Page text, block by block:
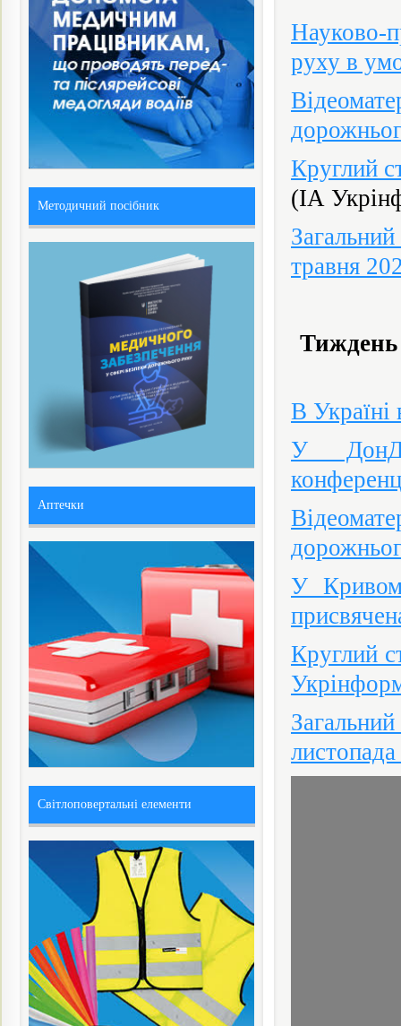
Науково-
руху в
Круглий
(ІА
травня
Тиждень
В Україні
У
У
Круглий
Методичний посібник
Аптечки
Світлоповертальні елементи